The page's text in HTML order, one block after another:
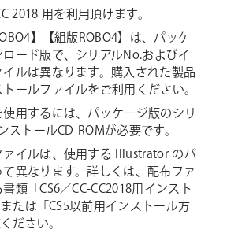
2018 用を利用頂けます。
】【組版ROBO4】は、パッケ
ード版で、シリアルNo.およびイ
ルは異なります。購入された製品
ールファイルをご利用ください。
用するには、パッケージ版のシリ
ストールCD-ROMが必要です。
ァイルは、使用する Illustrator のバ
異なります。詳しくは、配布ファ
類「CS6／CC-CC2018用インスト
たは「CS5以前用インストール方
ださい。